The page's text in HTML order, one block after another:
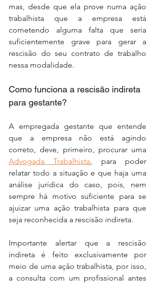
mas, desde que ela prove numa ação
trabalhista que a empresa está
cometendo alguma falta que seria
suficientemente grave para gerar a
rescisão do seu contrato de trabalho
nessa modalidade.
Como funciona a rescisão indireta
para gestante?
A empregada gestante que entende
que a empresa não está agindo
Advogada Trabalhista , para poder
relatar todo a situação e que haja uma
análise jurídica do caso, pois, nem
sempre há motivo suficiente para se
ajuizar uma ação trabalhista para que
seja reconhecida a rescisão indireta.
Importante alertar que a rescisão
indireta é feito exclusivamente por
meio de uma ação trabalhista, por isso,
a consulta com um profissional antes